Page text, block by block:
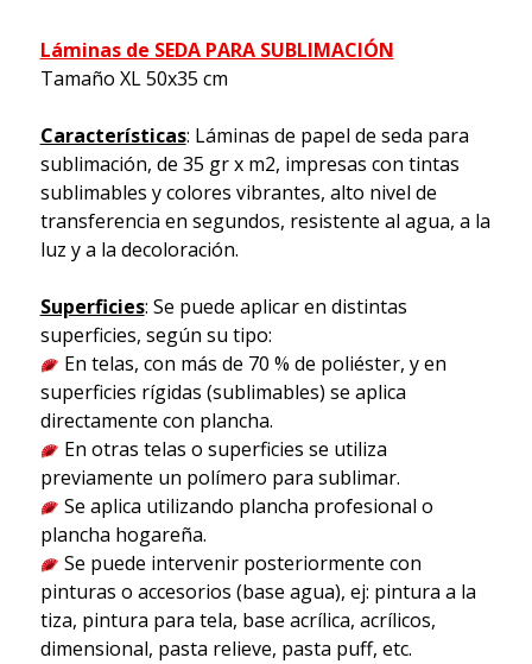
Láminas de SEDA PARA SUBLIMACIÓN
Tamaño XL 50x35 cm
Características: Láminas de papel de seda para
sublimación, de 35 gr x m2, impresas con tintas
sublimables y colores vibrantes, alto nivel de
transferencia en segundos, resistente al agua, a la
luz y a la decoloración.
Superficies: Se puede aplicar en distintas
superficies, según su tipo:
En telas, con más de 70 % de poliéster, y en
superficies rígidas (sublimables) se aplica
directamente con plancha.
En otras telas o superficies se utiliza
previamente un polímero para sublimar.
Se aplica utilizando plancha profesional o
plancha hogareña.
Se puede intervenir posteriormente con
pinturas o accesorios (base agua), ej: pintura a la
tiza, pintura para tela, base acrílica, acrílicos,
dimensional, pasta relieve, pasta puff, etc.